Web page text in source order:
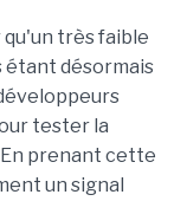
très faible
étant désormais
tester la
prenant cette
un signal